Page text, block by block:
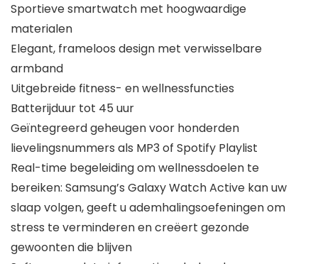
Sportieve smartwatch met hoogwaardige
materialen
Elegant, frameloos design met verwisselbare
armband
Uitgebreide fitness- en wellnessfuncties
Batterijduur tot 45 uur
Geïntegreerd geheugen voor honderden
lievelingsnummers als MP3 of Spotify Playlist
Real-time begeleiding om wellnessdoelen te
bereiken: Samsung’s Galaxy Watch Active kan uw
slaap volgen, geeft u ademhalingsoefeningen om
stress te verminderen en creëert gezonde
gewoonten die blijven